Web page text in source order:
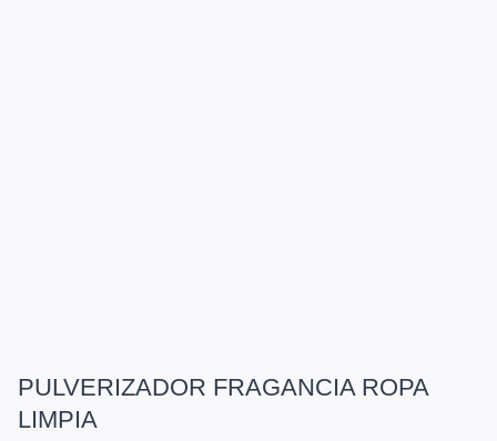
PULVERIZADOR FRAGANCIA ROPA
LIMPIA